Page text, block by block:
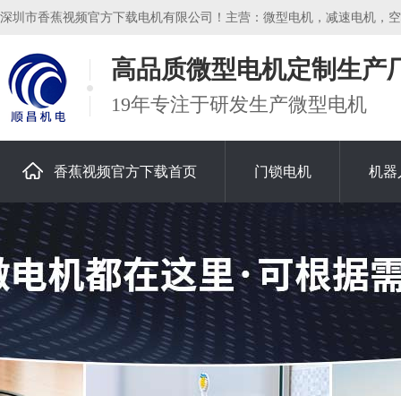
深圳市香蕉视频官方下载电机有限公司！主营：微型电机，减速电机，空
高品质微型电机定制生产
19年专注于研发生产微型电机
香蕉视频官方下载首页 门锁电机 机器
关于香蕉视频官方下载